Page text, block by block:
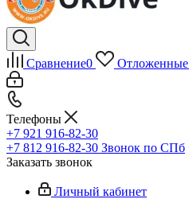
Сравнение0 Отложенные
Телефоны
+7 921 916-82-30
+7 812 916-82-30 Звонок по СПб
Заказать звонок
Личный кабинет